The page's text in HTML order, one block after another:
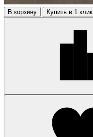
В корзину Купить в 1 клик